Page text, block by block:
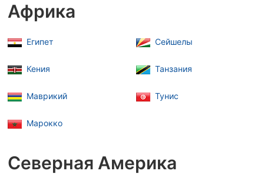
Африка
Египет
Кения
Маврикий
Марокко
Сейшелы
Танзания
Тунис
Северная Америка